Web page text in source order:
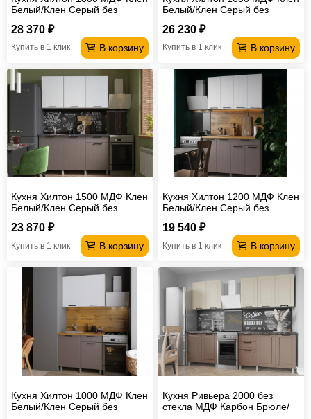
Белый/Клен Серый без
28 370 ₽
В корзину
Купить в 1 клик
Белый/Клен Серый без
26 230 ₽
В корзину
Купить в 1 клик
Кухня Хилтон 1500 МДФ Клен
Белый/Клен Серый без
23 870 ₽
В корзину
Купить в 1 клик
Кухня Хилтон 1200 МДФ Клен
Белый/Клен Серый без
19 540 ₽
В корзину
Купить в 1 клик
Кухня Хилтон 1000 МДФ Клен
Белый/Клен Серый без
Кухня Ривьера 2000 без
стекла МДФ Карбон Брюле/